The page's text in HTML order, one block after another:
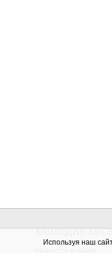
Используя наш
МЕЛОДИЯ